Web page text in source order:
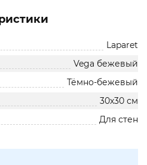
Laparet
Vega бежевый
Тёмно-бежевый
30х30 см
Для стен